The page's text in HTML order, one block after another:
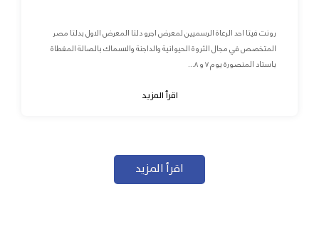
رونت فيتا احد الرعاة الرسميين لمعرض اجرو دلتا المعرض الاول بدلتا مصر
المتخصص في مجال الثروة الحيوانية والداجنة والاسماك بالصالة المغطاة
باستاد المنصورة يوم ٧ و ٨...
اقرأ المزيد
اقرأ المزيد